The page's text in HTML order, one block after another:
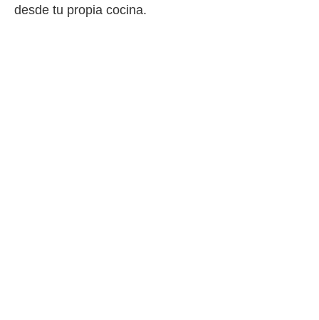
desde tu propia cocina.